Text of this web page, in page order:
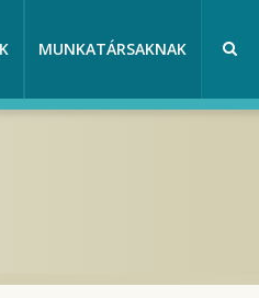
MUNKATÁRSAKNAK